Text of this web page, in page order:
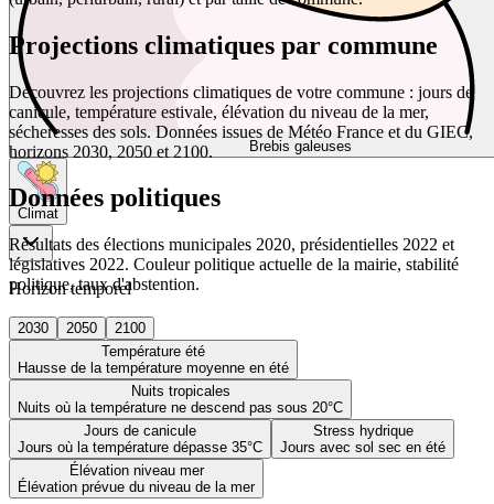
Brebis galeuses
Climat
Horizon temporel
2030 2050
2100
Température été
Hausse de la température moyenne en été
Nuits tropicales
Nuits où la température ne descend pas sous 20°C
Jours de canicule
Jours où la température dépasse 35°C
Stress hydrique
Jours avec sol sec en été
Élévation niveau mer
Élévation prévue du niveau de la mer
Projections climatiques par commune
Découvrez les projections climatiques de votre commune : jours de
canicule, température estivale, élévation du niveau de la mer,
sécheresses des sols. Données issues de Météo France et du GIEC,
horizons 2030, 2050 et 2100.
Données politiques
Résultats des élections municipales 2020, présidentielles 2022 et
législatives 2022. Couleur politique actuelle de la mairie, stabilité
politique, taux d'abstention.